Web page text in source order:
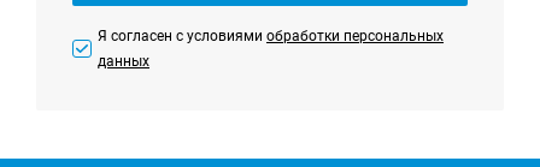
Я согласен с условиями обработки персональных
данных